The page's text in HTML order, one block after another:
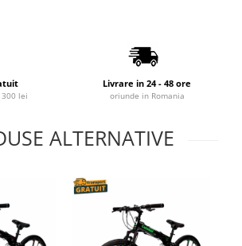
lei
Livrare in 24 - 48 ore
oriunde in Romania
ALTERNATIVE